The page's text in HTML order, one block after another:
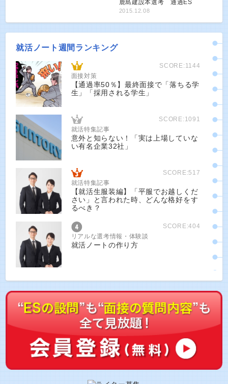
鹿島建設本選考 通過ES
2015.12.08
就活ノート週間ランキング
SCORE:1144
面接対策
【通過率50％】最終面接で「落ちる学
生」「採用される学生」
SCORE:1091
就活特集記事
意外と知らない！「実は上場していな
い有名企業32社」
SCORE:517
就活特集記事
【就活生服装編】「平服でお越しくだ
さい」と言われた時、どんな格好をす
るべき？
SCORE:404
リアルな選考情報・体験談
就活ノートの作り方